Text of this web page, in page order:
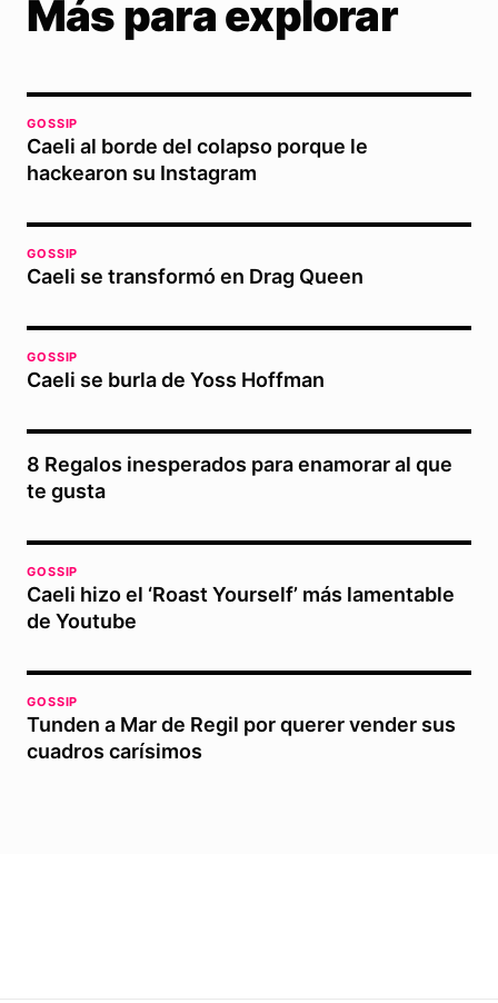
Más para explorar
GOSSIP
Caeli al borde del colapso porque le
hackearon su Instagram
GOSSIP
Caeli se transformó en Drag Queen
GOSSIP
Caeli se burla de Yoss Hoffman
8 Regalos inesperados para enamorar al que
te gusta
GOSSIP
Caeli hizo el ‘Roast Yourself’ más lamentable
de Youtube
GOSSIP
Tunden a Mar de Regil por querer vender sus
cuadros carísimos